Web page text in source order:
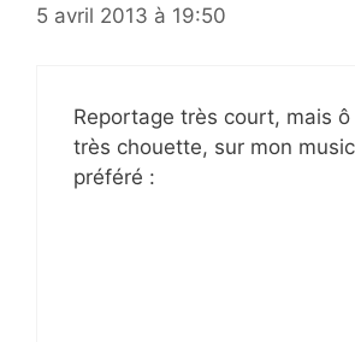
5 avril 2013 à 19:50
Reportage très court, mais
très chouette, sur mon
préféré :